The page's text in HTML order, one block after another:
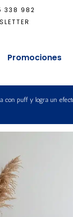
338 982
Promociones
con puff y logra un